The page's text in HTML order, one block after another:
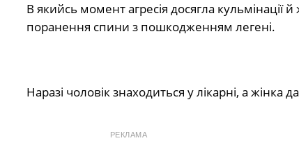
В якийсь момент агресія досягла кульмінації
поранення спини з пошкодженням легені.
Наразі чоловік знаходиться у лікарні, а жінка
РЕКЛАМА